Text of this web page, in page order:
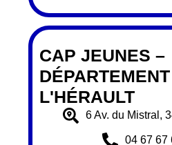
CAP JEUNES –
L'HÉRAULT
6 Av. du Mistral,
04 67 67